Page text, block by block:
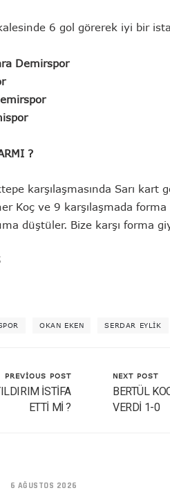
kalesinde 6 gol görerek iyi bir
Demirspor
?
karşılaşmasında Sarı kart
Koç ve 9 karşılaşmada
düştüler. Bize karşı forma
OKAN EKEN SERDAR EYLIK
PREVIOUS POST
İSTİFA
ETTİ Mİ ?
NEXT POST
BERTÜL
VERDİ 1-0
6 AĞUSTOS 2026